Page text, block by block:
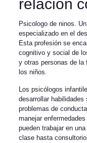
relación
Psicologo de ninos.
especializado en el
Esta profesión se
cognitivo y social de
y otras personas de la
los niños.
Los psicólogos
desarrollar
problemas de
manejar
pueden trabajar en
clase hasta